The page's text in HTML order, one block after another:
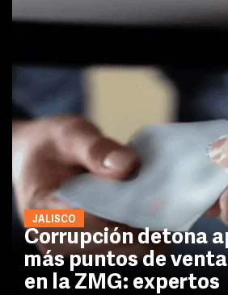
JALISCO
Corrupción detona
más puntos de
en la ZMG: expertos